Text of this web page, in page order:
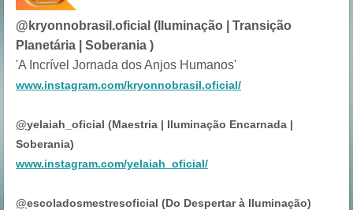
@kryonnobrasil.oficial (Iluminação | Transição
Planetária | Soberania )
'A Incrível Jornada dos Anjos Humanos'
www.instagram.com/kryonnobrasil.oficial/
@yelaiah_oficial (Maestria | Iluminação Encarnada |
Soberania)
www.instagram.com/yelaiah_oficial/
@escoladosmestresoficial (Do Despertar à Iluminação)